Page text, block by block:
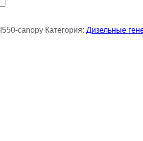
canopy Категория: Дизельные